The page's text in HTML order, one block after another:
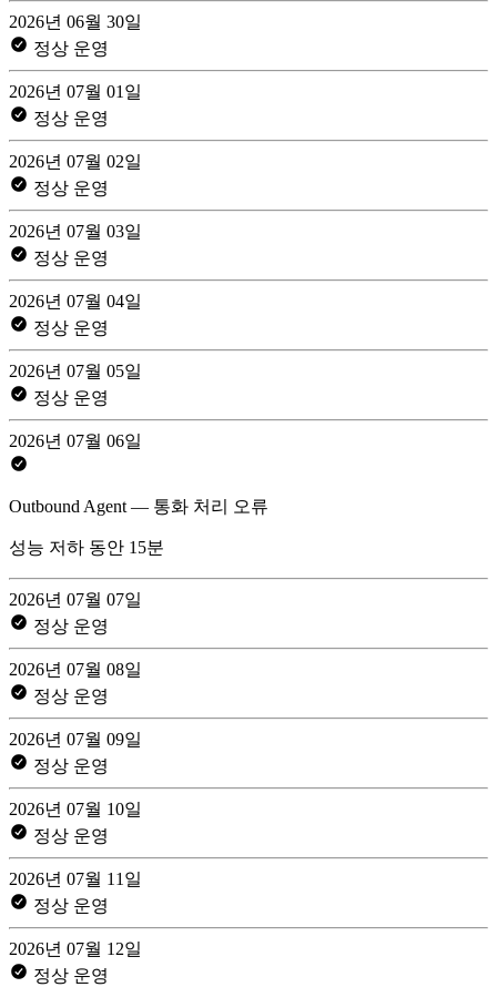
2026년 06월 30일
정상 운영
2026년 07월 01일
정상 운영
2026년 07월 02일
정상 운영
2026년 07월 03일
정상 운영
2026년 07월 04일
정상 운영
2026년 07월 05일
정상 운영
2026년 07월 06일
Outbound Agent — 통화 처리 오류
성능 저하 동안 15분
2026년 07월 07일
정상 운영
2026년 07월 08일
정상 운영
2026년 07월 09일
정상 운영
2026년 07월 10일
정상 운영
2026년 07월 11일
정상 운영
2026년 07월 12일
정상 운영